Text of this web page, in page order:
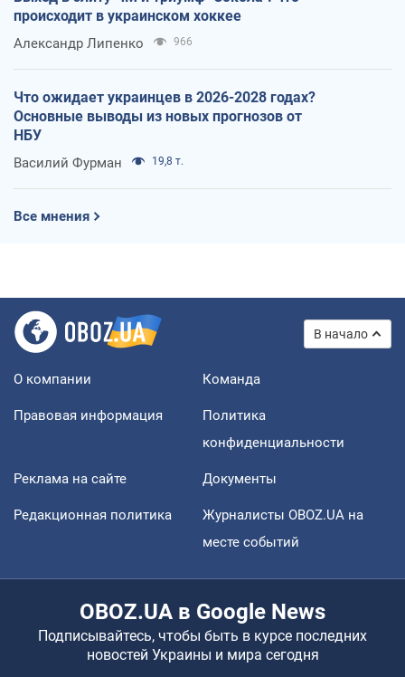
происходит в украинском хоккее
Александр Липенко 966
Что ожидает украинцев в 2026-2028 годах?
Основные выводы из новых прогнозов от
НБУ
Василий Фурман 19,8 т.
Все мнения
В начало
О компании Команда
Правовая информация
Политика
конфиденциальности
Реклама на сайте Документы
Редакционная политика
Журналисты OBOZ.UA на
месте событий
OBOZ.UA в Google News
Подписывайтесь, чтобы быть в курсе последних
новостей Украины и мира сегодня